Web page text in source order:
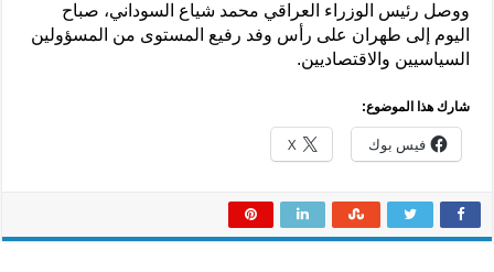
ووصل رئيس الوزراء العراقي محمد شياع السوداني، صباح
الیوم إلى طهران على رأس وفد رفيع المستوى من المسؤولين
السياسيين والاقتصاديين.
شارك هذا الموضوع:
فيس بوك X